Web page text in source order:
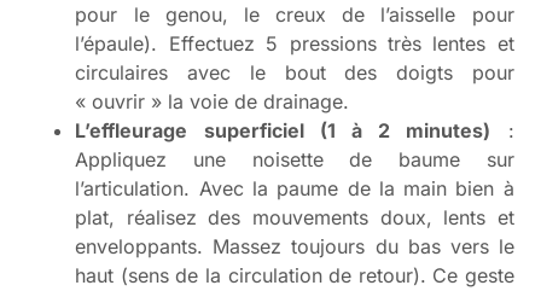
pour le genou, le creux de l’aisselle pour
l’épaule). Effectuez 5 pressions très lentes et
circulaires avec le bout des doigts pour
« ouvrir » la voie de drainage.
L’effleurage superficiel (1 à 2 minutes) :
Appliquez une noisette de baume sur
l’articulation. Avec la paume de la main bien à
plat, réalisez des mouvements doux, lents et
enveloppants. Massez toujours du bas vers le
haut (sens de la circulation de retour). Ce geste